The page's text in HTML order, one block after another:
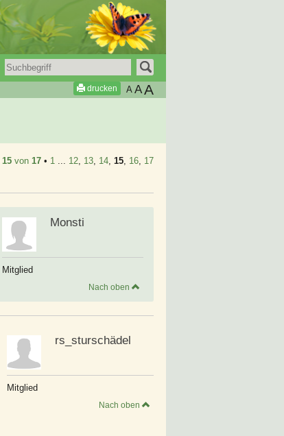
drucken A AA
15 von 17 • 1 12 13 14 15 16 17
Monsti
Mitglied
Nach oben
rs_sturschädel
Mitglied
Nach oben